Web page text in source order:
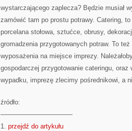
wystarczającego zaplecza? Będzie musiał
zamówić tam po prostu potrawy. Catering,
porcelana stołowa, sztućce, obrusy,
gromadzenia przygotowanych potraw. To
wyposażenia na miejsce imprezy.
gospodarczej przygotowanie cateringu,
wypadku, imprezę zlecimy pośrednikowi, a
źródło:
———————————
1. przejdź do artykułu